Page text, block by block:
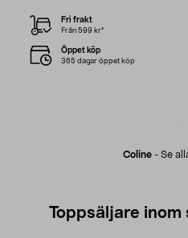
Coline- Se
Fri frakt
Från 599 kr*
Öppet köp
365 dagar öppet köp
Toppsäljare